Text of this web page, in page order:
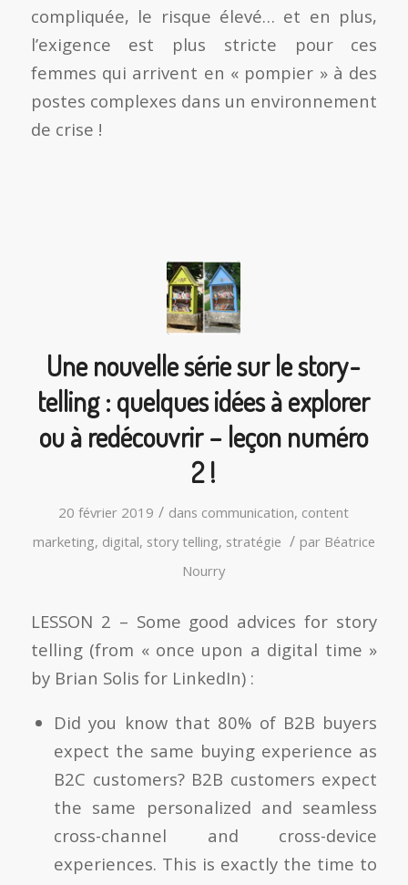
compliquée, le risque élevé… et en plus,
l’exigence est plus stricte pour ces
femmes qui arrivent en « pompier » à des
postes complexes dans un environnement
de crise !
Une nouvelle série sur le story-
telling : quelques idées à explorer
ou à redécouvrir – leçon numéro
2 !
20 février 2019 / dans communication, content
marketing, digital, story telling, stratégie / par Béatrice
Nourry
LESSON 2 – Some good advices for story
telling (from « once upon a digital time »
by Brian Solis for LinkedIn) :
Did you know that 80% of B2B buyers
expect the same buying experience as
B2C customers? B2B customers expect
the same personalized and seamless
cross-channel and cross-device
experiences. This is exactly the time to